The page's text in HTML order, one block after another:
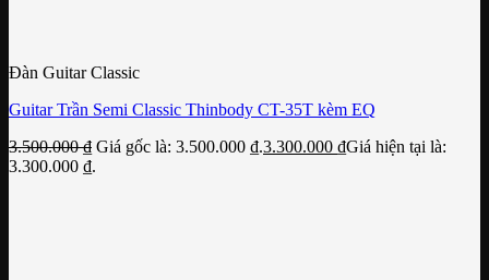
Đàn Guitar Classic
Guitar Trần Semi Classic Thinbody CT-35T kèm EQ
3.500.000₫ Giá gốc là: 3.500.000 ₫.3.300.000 ₫Giá hiện tại là:
3.300.000 ₫.